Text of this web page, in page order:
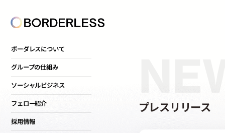
ボーダレスについて
グループの仕組み
ソーシャルビジネス
フェロー紹介
採用情報
プレスリリース